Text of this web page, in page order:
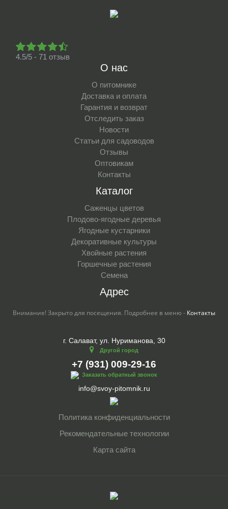
4.5/5 - 71 отзыв
О нас
О питомнике
Доставка и оплата
Гарантия и возврат
Отследить заказ
Новости
Статьи для садоводов
Отзывы
Оптовикам
Контакты
Каталог
Саженцы цветов
Плодово-ягодные деревья
Ягодные кустарники
Декоративные культуры
Хвойные растения
Горшечные растения
Семена
Адрес
Внимание! Закрыто для посещения. Подробнее в меню - Контакты
г. Салават, ул. Нуриманова, 30
Другой город
+7 (931) 009-29-16
Заказать обратный звонок
info@svoy-pitomnik.ru
Политика конфиденциальности
Рекомендательные технологии
Карта сайта